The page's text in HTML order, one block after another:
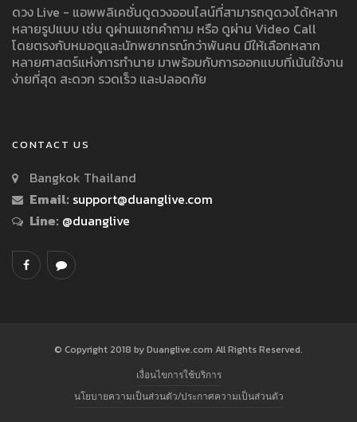
ดวง Live - แอพพลิเคชั่นดูดวงออนไลน์ที่สามารถดูดวงได้หลาก
หลายรูปแบบ เช่น ดูผ่านแชทคำถาม หรือ ดูผ่าน Video Call
โดยตรงกับหมอดูและนักพยากรณ์กว่าพันคน มีให้เลือกหลาก
หลายศาสตร์แห่งการทำนาย มาพร้อมกับการออกแบบที่เน้นใช้งาน
ง่ายที่สุด สะดวก รวดเร็ว และปลอดภัย
CONTACT US
Bangkok Thailand
Email: support@duanglive.com
Line: @duanglive
© Copyright 2018 by Duanglive.com All Rights Reserved.
เงื่อนไขการใช้บริการ
นโยบายความเป็นส่วนตัว/ประกาศความเป็นส่วนตัว